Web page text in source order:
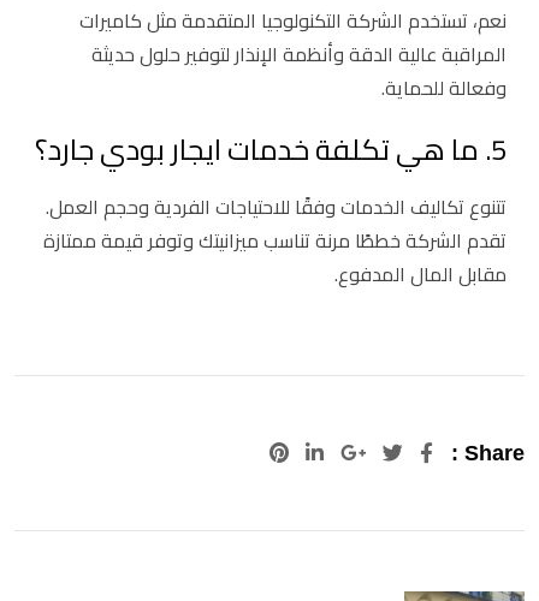
نعم، تستخدم الشركة التكنولوجيا المتقدمة مثل كاميرات
المراقبة عالية الدقة وأنظمة الإنذار لتوفير حلول حديثة
وفعالة للحماية.
5. ما هي تكلفة خدمات ايجار بودي جارد؟
تتنوع تكاليف الخدمات وفقًا للاحتياجات الفردية وحجم العمل.
تقدم الشركة خططًا مرنة تناسب ميزانيتك وتوفر قيمة ممتازة
مقابل المال المدفوع.
Share :
Google+
LinkedIn
Pinterest